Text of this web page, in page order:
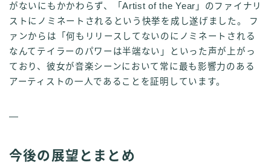
がないにもかかわらず、「Artist of the Year」のファイナリ
ストにノミネートされるという快挙を成し遂げました。 フ
ァンからは「何もリリースしてないのにノミネートされる
なんてテイラーのパワーは半端ない」といった声が上がっ
ており、彼女が音楽シーンにおいて常に最も影響力のある
アーティストの一人であることを証明しています。
—
今後の展望とまとめ